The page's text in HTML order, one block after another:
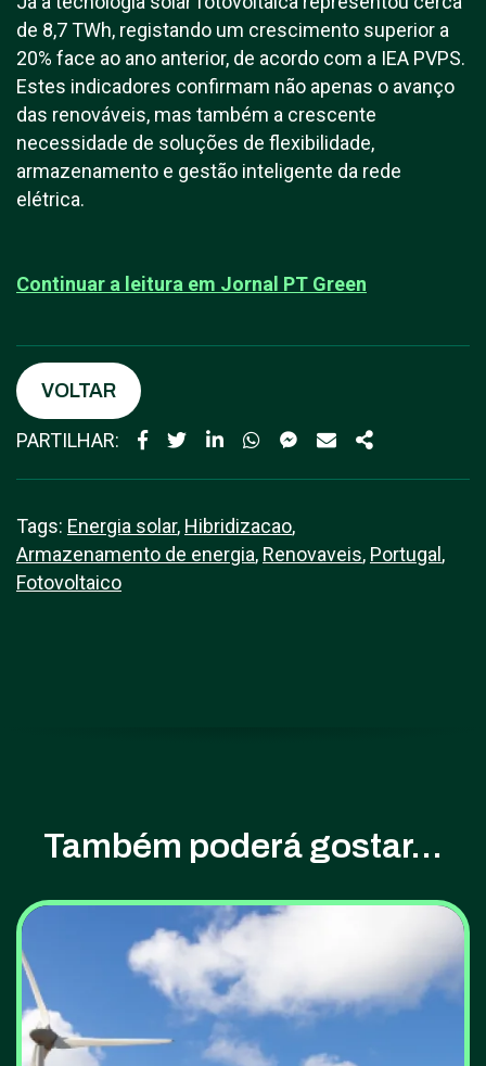
de 8,7 TWh, registando um crescimento superior a
20% face ao ano anterior, de acordo com a IEA PVPS.
Estes indicadores confirmam não apenas o avanço
das renováveis, mas também a crescente
necessidade de soluções de flexibilidade,
armazenamento e gestão inteligente da rede
elétrica.
Continuar a leitura em Jornal PT Green
VOLTAR
PARTILHAR:
Tags: Energia solar, Hibridizacao,
Armazenamento de energia, Renovaveis, Portugal ,
Fotovoltaico
Também poderá gostar...